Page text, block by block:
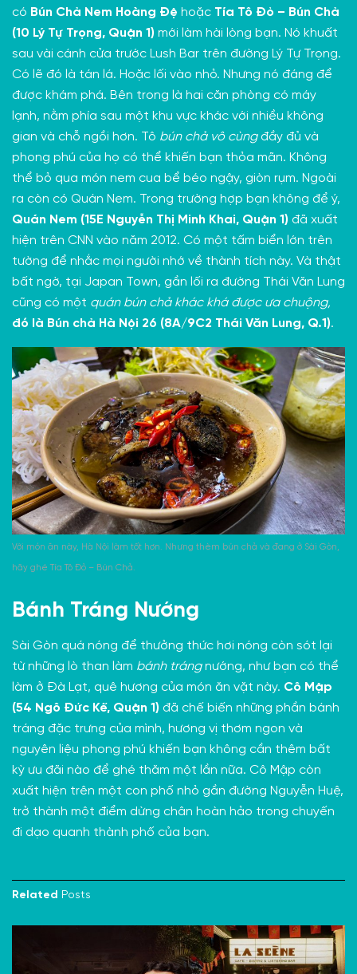
có Bún Chả Nem Hoàng Đệ hoặc Tía Tô Đỏ – Bún Chả
(10 Lý Tự Trọng, Quận 1) mới làm hài lòng bạn. Nó khuất
sau vài cánh cửa trước Lush Bar trên đường Lý Tự Trọng.
Có lẽ đó là tán lá. Hoặc lối vào nhỏ. Nhưng nó đáng để
được khám phá. Bên trong là hai căn phòng có máy
lạnh, nằm phía sau một khu vực khác với nhiều không
gian và chỗ ngồi hơn. Tô bún chả vô cùngđầy đủ và
phong phú của họ có thể khiến bạn thỏa mãn. Không
thể bỏ qua món nem cua bể béo ngậy, giòn rụm. Ngoài
ra còn có Quán Nem. Trong trường hợp bạn không để ý,
Quán Nem (15E Nguyễn Thị Minh Khai, Quận 1) đã xuất
hiện trên CNN vào năm 2012. Có một tấm biển lớn trên
tường để nhắc mọi người nhớ về thành tích này. Và thật
bất ngờ, tại Japan Town, gần lối ra đường Thái Văn Lung
cũng có một quán bún chả khác khá được ưa chuộng,
đó là Bún chả Hà Nội 26 (8A/9C2 Thái Văn Lung, Q.1).
Với món ăn này, Hà Nội làm tốt hơn. Nhưng thèm bún chả và đang ở Sài Gòn,
hãy ghé Tía Tô Đỏ – Bún Chả.
Bánh Tráng Nướng
Sài Gòn quá nóng để thưởng thức hơi nóng còn sót lại
từ những lò than làm bánh trángnướng, như bạn có thể
làm ở Đà Lạt, quê hương của món ăn vặt này. Cô Mập
(54 Ngô Đức Kế, Quận 1) đã chế biến những phần bánh
tráng đặc trưng của mình, hương vị thơm ngon và
nguyên liệu phong phú khiến bạn không cần thêm bất
kỳ ưu đãi nào để ghé thăm một lần nữa. Cô Mập còn
xuất hiện trên một con phố nhỏ gần đường Nguyễn Huệ,
trở thành một điểm dừng chân hoàn hảo trong chuyến
đi dạo quanh thành phố của bạn.
Related Posts